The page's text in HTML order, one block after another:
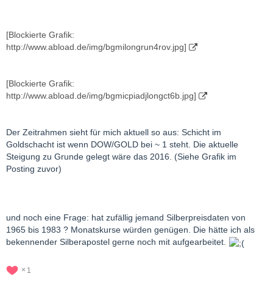
[Blockierte Grafik:
http://www.abload.de/img/bgmilongrun4rov.jpg]
[Blockierte Grafik:
http://www.abload.de/img/bgmicpiadjlongct6b.jpg]
Der Zeitrahmen sieht für mich aktuell so aus: Schicht im
Goldschacht ist wenn DOW/GOLD bei ~ 1 steht. Die aktuelle
Steigung zu Grunde gelegt wäre das 2016. (Siehe Grafik im
Posting zuvor)
und noch eine Frage: hat zufällig jemand Silberpreisdaten von
1965 bis 1983 ? Monatskurse würden genügen. Die hätte ich als
bekennender Silberapostel gerne noch mit aufgearbeitet.
1